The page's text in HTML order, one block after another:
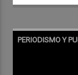
PERIODISMO Y